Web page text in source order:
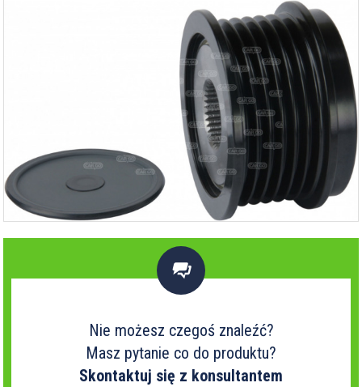

Nie możesz czegoś znaleźć?
Masz pytanie co do produktu?
Skontaktuj się z konsultantem